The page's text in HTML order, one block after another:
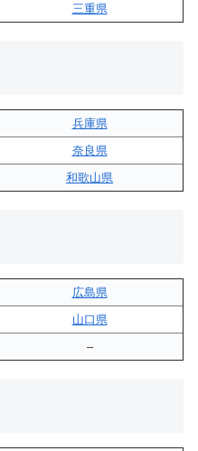
三重県
兵庫県
奈良県
和歌山県
広島県
山口県
–